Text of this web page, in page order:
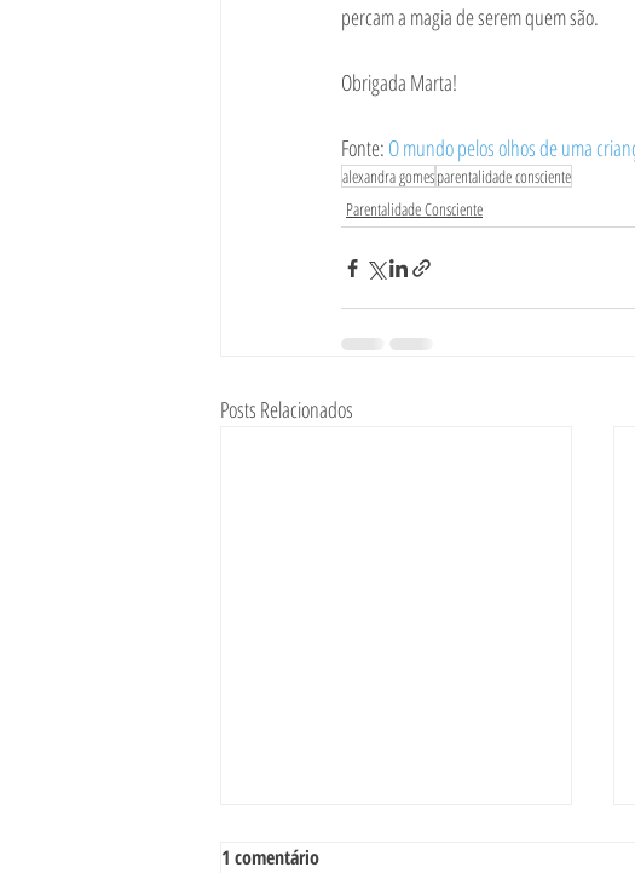
percam a magia de serem quem são.
Obrigada Marta!
Fonte: O mundo pelos olhos de uma
alexandra gomesparentalidade consciente
Parentalidade Consciente
Posts Relacionados
1 comentário